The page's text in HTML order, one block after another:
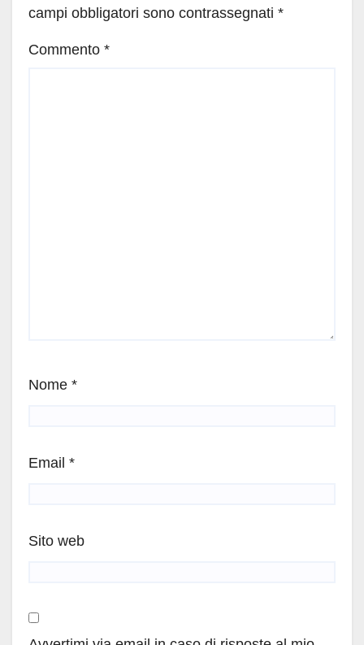
campi obbligatori sono contrassegnati *
Commento *
Nome *
Email *
Sito web